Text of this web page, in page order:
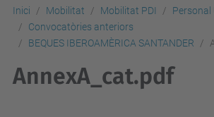
Inici Mobilitat Mobilitat PDI
Personal
Convocatòries anteriors
BEQUES IBEROAMÈRICA SANTANDER
AnnexA_cat.pdf